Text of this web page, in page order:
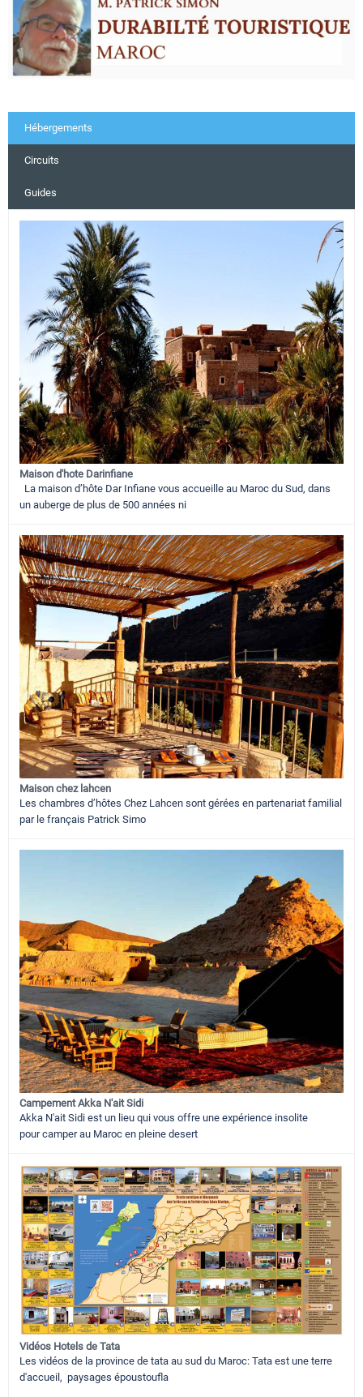
Hébergements
Circuits
Guides
Maison d'hote Darinfiane
La maison d’hôte Dar Infiane vous accueille au Maroc du Sud, dans
un auberge de plus de 500 années ni
Maison chez lahcen
Les chambres d’hôtes Chez Lahcen sont gérées en partenariat familial
par le français Patrick Simo
Campement Akka N'ait Sidi
Akka N'ait Sidi est un lieu qui vous offre une expérience insolite
pour camper au Maroc en pleine desert
Vidéos Hotels de Tata
Les vidéos de la province de tata au sud du Maroc: Tata est une terre
d'accueil, paysages époustoufla